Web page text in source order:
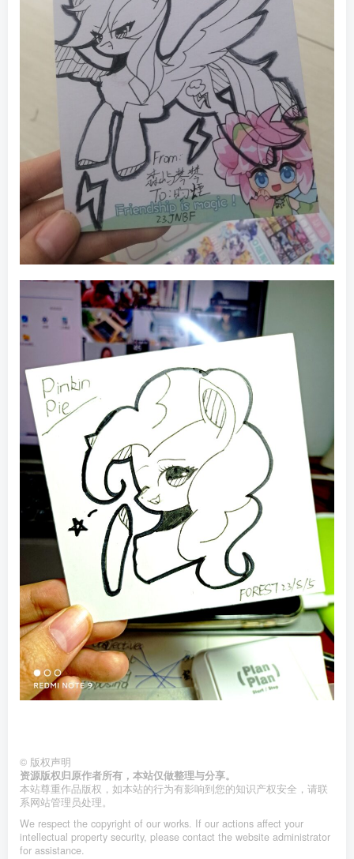
© 版权声明
资源版权归原作者所有，本站仅做整理与分享。
本站尊重作品版权，如本站的行为有影响到您的知识产权安全，请联
系网站管理员处理。
We respect the copyright of our works. If our actions affect your
intellectual property security, please contact the website administrator
for assistance.